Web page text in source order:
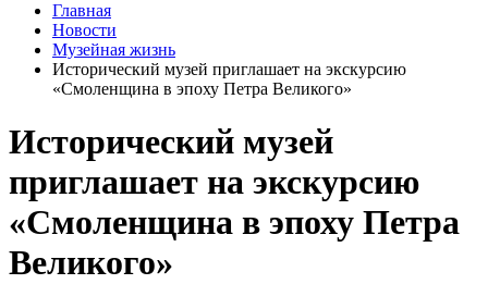
Главная
Новости
Музейная жизнь
Исторический музей приглашает на экскурсию
«Смоленщина в эпоху Петра Великого»
Исторический музей
приглашает на экскурсию
«Смоленщина в эпоху Петра
Великого»